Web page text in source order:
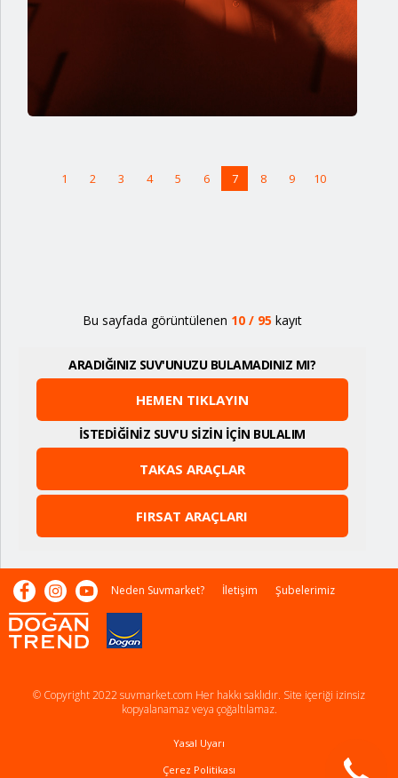
1 2 3 4 5 6 7 8 9 10
Bu sayfada görüntülenen 10/ 95 kayıt
ARADIĞINIZ SUV'UNUZU BULAMADINIZ MI?
HEMEN TIKLAYIN
İSTEDİĞİNİZ SUV'U SİZİN İÇİN BULALIM
TAKAS ARAÇLAR
FIRSAT ARAÇLARI
Neden Suvmarket? İletişim Şubelerimiz
© Copyright 2022 suvmarket.com Her hakkı saklıdır. Site içeriği izinsiz
kopyalanamaz veya çoğaltılamaz.
Yasal Uyarı
Çerez Politikası